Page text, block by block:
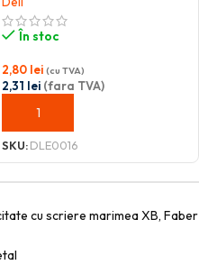
În stoc
2,80 lei (cu TVA)
2,31 lei (fara TVA)
ADAUGĂ ÎN COȘ
SKU:DLE0016
cu scriere marimea XB, Faber